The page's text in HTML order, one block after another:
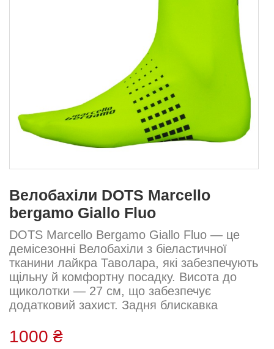
Велобахіли DOTS Marcello
bergamo Giallo Fluo
DOTS Marcello Bergamo Giallo Fluo — це
демісезонні Велобахіли з біеластичної
тканини лайкра Таволара, які забезпечують
щільну й комфортну посадку. Висота до
щиколотки — 27 см, що забезпечує
додатковий захист. Задня блискавка
на об’ємне взуття. Сезон: Весна–осінь
1000 ₴